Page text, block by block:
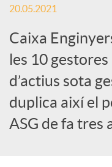
d
o
20.05.2021
Caixa
les 10
d’actius sota
duplica així el
ASG de fa tres